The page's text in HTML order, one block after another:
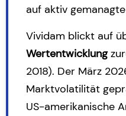
auf aktiv
Vividam blickt auf
Wertentwicklung
2018). Der März
Marktvolatilität
US-amerikanische